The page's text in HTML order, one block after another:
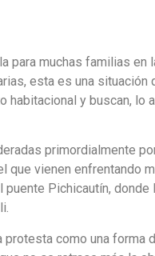
para muchas familias en
esta es una situación
y buscan, lo
primordialmente
que vienen enfrentando
Pichicautín, donde
como una forma